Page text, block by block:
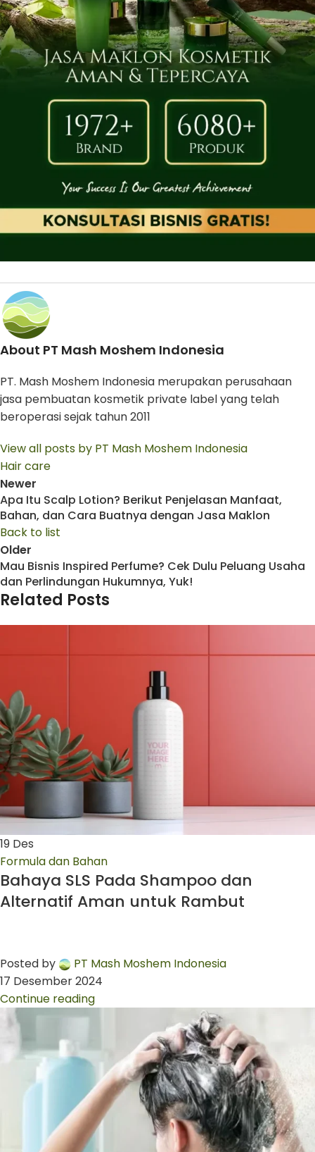
About PT Mash Moshem Indonesia
PT. Mash Moshem Indonesia merupakan perusahaan
jasa pembuatan kosmetik private label yang telah
beroperasi sejak tahun 2011
View all posts by PT Mash Moshem Indonesia
Hair care
Newer
Apa Itu Scalp Lotion? Berikut Penjelasan Manfaat,
Bahan, dan Cara Buatnya dengan Jasa Maklon
Back to list
Older
Mau Bisnis Inspired Perfume? Cek Dulu Peluang Usaha
dan Perlindungan Hukumnya, Yuk!
Related Posts
19 Des
Formula dan Bahan
Bahaya SLS Pada Shampoo dan
Alternatif Aman untuk Rambut
Posted by
PT Mash Moshem Indonesia
17 Desember 2024
Continue reading